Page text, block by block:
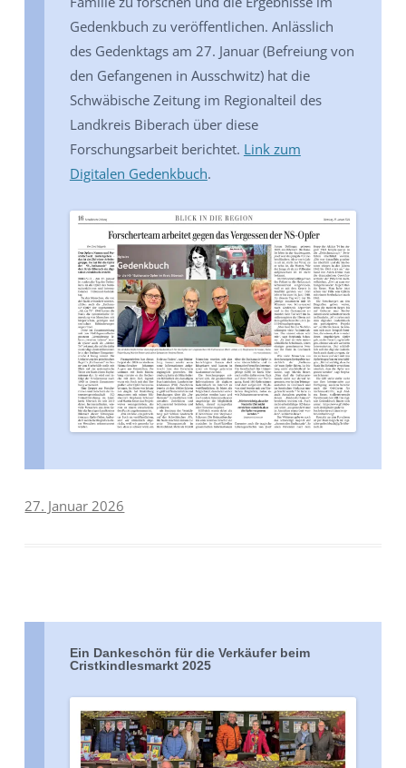
Gedenkbuch zu veröffentlichen. Anlässlich
des Gedenktags am 27. Januar (Befreiung von
den Gefangenen in Ausschwitz) hat die
Schwäbische Zeitung im Regionalteil des
Landkreis Biberach über diese
Forschungsarbeit berichtet. Link zum
Digitalen Gedenkbuch.
27. Januar 2026
Ein Dankeschön für die Verkäufer beim
Cristkindlesmarkt 2025